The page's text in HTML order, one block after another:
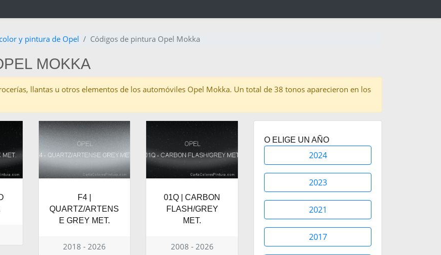
y pintura de Opel Códigos de pintura Opel Mokka
MOKKA
llantas u otros elementos de los automóviles Opel Mokka. Un total de 38 tonos aparecieron en los
F4 |
QUARTZ/ARTENS
E GREY MET.
2018 - 2026
01Q | CARBON
FLASH/GREY
MET.
2008 - 2026
O ELIGE UN AÑO
2024
2023
2021
2017